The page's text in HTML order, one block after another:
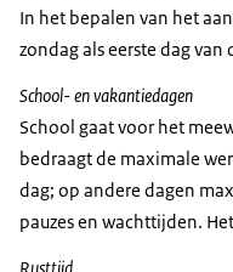
In het bepalen van het
zondag als eerste dag van
School- en vakantiedagen
School gaat voor het
bedraagt de maximale
dag; op andere dagen
pauzes en wachttijden.